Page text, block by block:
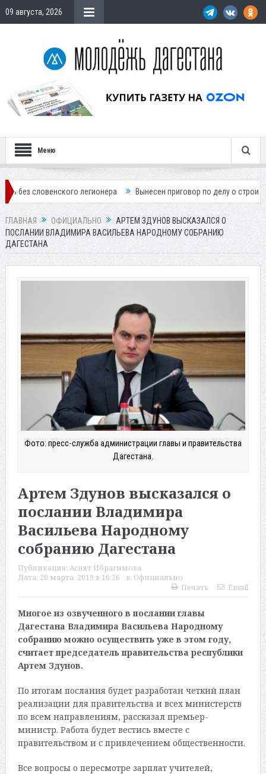
09 августа, 2026
Меню
легионера Вынесен приговор по делу о строительстве
ГЛАВНАЯ ОФИЦИАЛЬНО
АРТЕМ ЗДУНОВ ВЫСКАЗАЛСЯ О
ПОСЛАНИИ ВЛАДИМИРА ВАСИЛЬЕВА НАРОДНОМУ СОБРАНИЮ
ДАГЕСТАНА
Фото: пресс-служба администрации главы и правительства
Дагестана.
Артем Здунов высказался о
послании Владимира
Васильева Народному
собранию Дагестана
Публикация: Асият Ибрагимова
Дата: 20 марта, 2019 в 16:26 в: Официально
Печать
Email
Многое из озвученного в послании главы
Дагестана Владимира Васильева Народному
собранию можно осуществить уже в этом году,
считает председатель правительства республики
Артем Здунов.
По итогам послания будет разработан четкий план
реализации для правительства и всех министерств
по всем направлениям, рассказал премьер-
министр. Работа будет вестись вместе с
правительством и с привлечением общественности.
Все вопросы о пересмотре зарплат учителей,